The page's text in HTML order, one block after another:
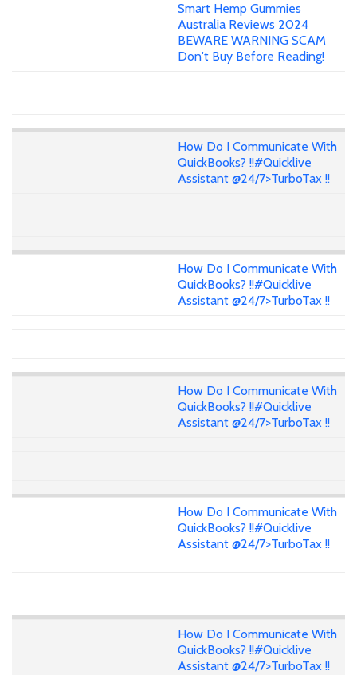
Smart Hemp Gummies
Australia Reviews 2024
BEWARE WARNING SCAM
Don't Buy Before Reading!
How Do I Communicate With
QuickBooks? !!#Quicklive
Assistant @24/7>TurboTax !!
How Do I Communicate With
QuickBooks? !!#Quicklive
Assistant @24/7>TurboTax !!
How Do I Communicate With
QuickBooks? !!#Quicklive
Assistant @24/7>TurboTax !!
How Do I Communicate With
QuickBooks? !!#Quicklive
Assistant @24/7>TurboTax !!
How Do I Communicate With
QuickBooks? !!#Quicklive
Assistant @24/7>TurboTax !!